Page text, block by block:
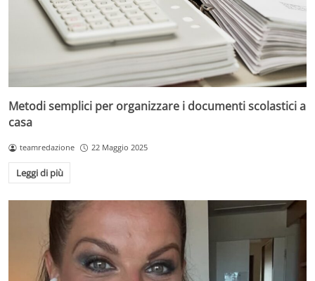
Metodi semplici per organizzare i documenti scolastici a
casa
teamredazione 22 Maggio 2025
Leggi di più